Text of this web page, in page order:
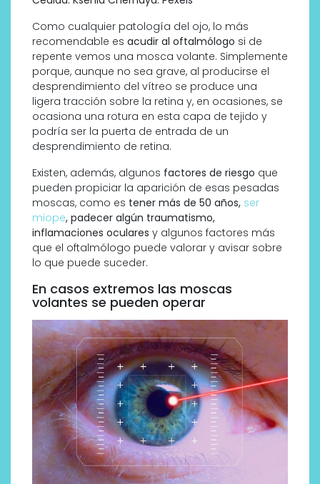
Como cualquier patología del ojo, lo más
recomendable es acudir al oftalmólogo si de
repente vemos una mosca volante. Simplemente
porque, aunque no sea grave, al producirse el
desprendimiento del vítreo se produce una
ligera tracción sobre la retina y, en ocasiones, se
ocasiona una rotura en esta capa de tejido y
podría ser la puerta de entrada de un
desprendimiento de retina.
Existen, además, algunos factores de riesgo que
pueden propiciar la aparición de esas pesadas
moscas, como es tener más de 50 años, ser
miope, padecer algún traumatismo,
inflamaciones oculares y algunos factores más
que el oftalmólogo puede valorar y avisar sobre
lo que puede suceder.
En casos extremos las moscas
volantes se pueden operar